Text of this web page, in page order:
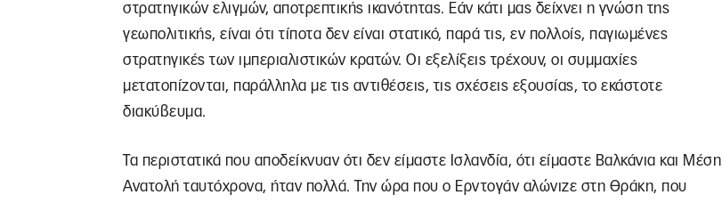
στρατηγικών ελιγμών, αποτρεπτικής ικανότητας. Εάν κάτι μας δείχνει η γνώση της
γεωπολιτικής, είναι ότι τίποτα δεν είναι στατικό, παρά τις, εν πολλοίς, παγιωμένες
στρατηγικές των ιμπεριαλιστικών κρατών. Οι εξελίξεις τρέχουν, οι συμμαχίες
μετατοπίζονται, παράλληλα με τις αντιθέσεις, τις σχέσεις εξουσίας, το εκάστοτε
διακύβευμα.
Τα περιστατικά που αποδείκνυαν ότι δεν είμαστε Ισλανδία, ότι είμαστε Βαλκάνια και Μέση
Ανατολή ταυτόχρονα, ήταν πολλά. Την ώρα που ο Ερντογάν αλώνιζε στη Θράκη, που